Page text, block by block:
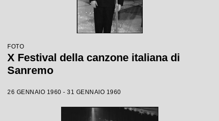
FOTO
X Festival della canzone italiana di
Sanremo
26 GENNAIO 1960 - 31 GENNAIO 1960